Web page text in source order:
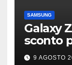
SAMSUNG
Galaxy
sconto
9 AGOSTO